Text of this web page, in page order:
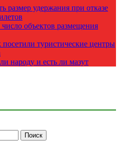
размер удержания при отказе
объектов размещения
туристические центры
народу и есть ли мазут